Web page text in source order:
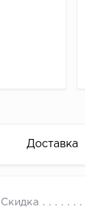
Доставка
Скидка